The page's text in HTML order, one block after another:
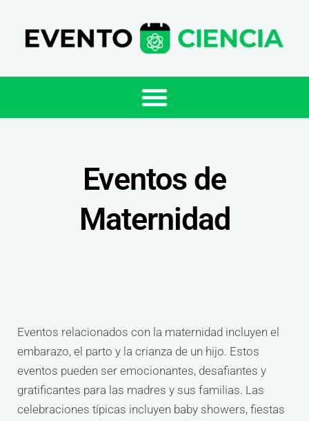
Eventos de
Maternidad
Eventos relacionados con la maternidad incluyen el
embarazo, el parto y la crianza de un hijo. Estos
eventos pueden ser emocionantes, desafiantes y
gratificantes para las madres y sus familias. Las
celebraciones típicas incluyen baby showers, fiestas